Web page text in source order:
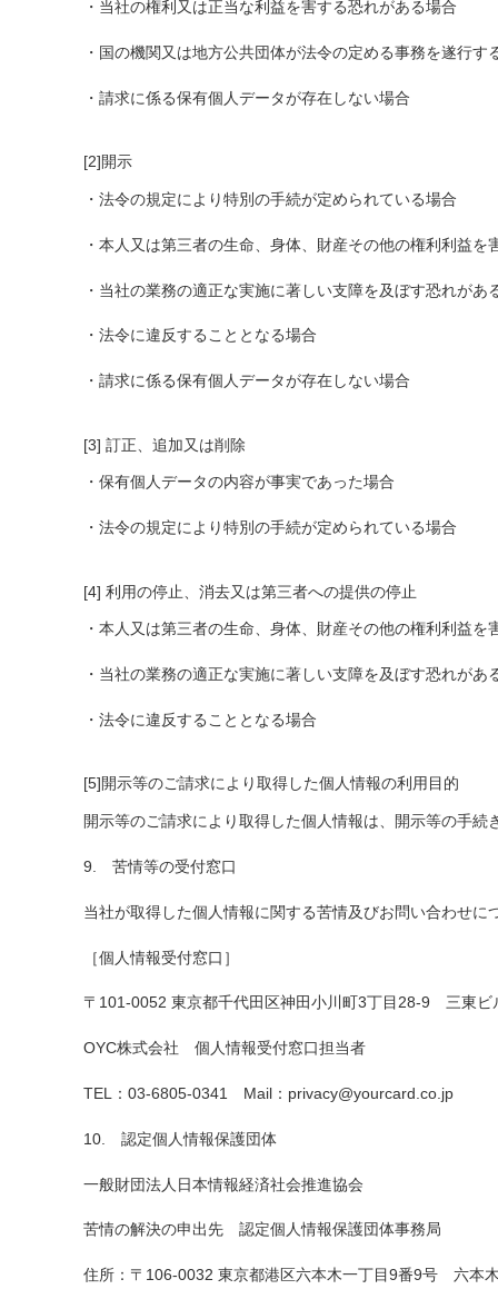
・当社の権利又は正当な利益を害する恐れがある場合
・国の機関又は地方公共団体が法令の定める事務を遂行
・請求に係る保有個人データが存在しない場合
[2]開示
・法令の規定により特別の手続が定められている場合
・本人又は第三者の生命、身体、財産その他の権利利益を
・当社の業務の適正な実施に著しい支障を及ぼす恐れがあ
・法令に違反することとなる場合
・請求に係る保有個人データが存在しない場合
[3] 訂正、追加又は削除
・保有個人データの内容が事実であった場合
・法令の規定により特別の手続が定められている場合
[4] 利用の停止、消去又は第三者への提供の停止
・本人又は第三者の生命、身体、財産その他の権利利益を
・当社の業務の適正な実施に著しい支障を及ぼす恐れがあ
・法令に違反することとなる場合
[5]開示等のご請求により取得した個人情報の利用目的
開示等のご請求により取得した個人情報は、開示等の手
9. 苦情等の受付窓口
当社が取得した個人情報に関する苦情及びお問い合わせ
［個人情報受付窓口］
〒101-0052 東京都千代田区神田小川町3丁目28-9 三東ビ
OYC株式会社 個人情報受付窓口担当者
TEL：03-6805-0341 Mail：privacy@yourcard.co.jp
10. 認定個人情報保護団体
一般財団法人日本情報経済社会推進協会
苦情の解決の申出先 認定個人情報保護団体事務局
住所：〒106-0032 東京都港区六本木一丁目9番9号 六本